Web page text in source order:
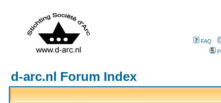
FAQ
d-arc.nl Forum Index